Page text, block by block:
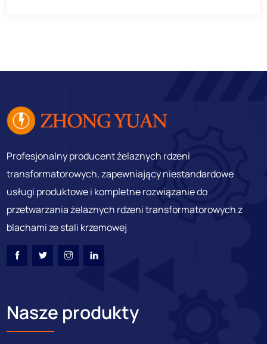
Profesjonalny producent żelaznych rdzeni
transformatorowych, zapewniający niestandardowe
usługi produktowe i kompletne rozwiązanie do
przetwarzania żelaznych rdzeni transformatorowych z
blachami ze stali krzemowej
Nasze produkty